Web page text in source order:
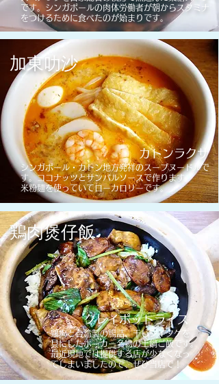
です。シンガポールの​肉体労働者が朝からスタミナ
をつけるために食べたのが始まりです。
加東叻沙
カトンラクサ
​シンガポール・カトン地方発祥のスープヌードルで
す。​ココナッツとサンバルソースで作ります。
米粉麺を使っていてローカロリーです。
鶏肉煲仔飯
​鶏肉と台湾製の腸詰、干しシイタケを
具にしたホーカー名物の土鍋ご飯です。
最近現地では提供する店が少なくなっ
てしまいましたので、ぜひ当店で！
クレイポットライス